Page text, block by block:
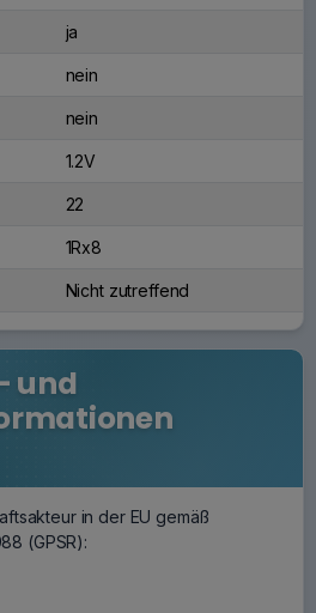
ja
nein
nein
1.2V
22
1Rx8
Nicht zutreffend
und
in der EU gemäß
(GPSR):